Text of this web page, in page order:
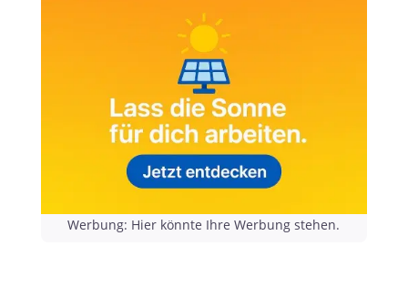
Werbung: Hier könnte Ihre Werbung stehen.